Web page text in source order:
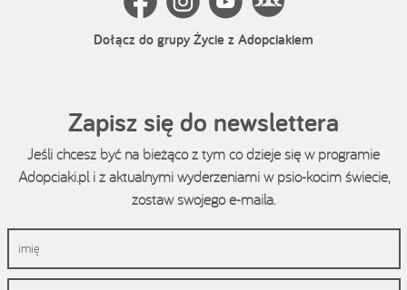
Dołącz do grupy Życie z Adopciakiem
Zapisz się do newslettera
Jeśli chcesz być na bieżąco z tym co dzieje się w programie
Adopciaki.pl i z aktualnymi wyderzeniami w psio-kocim świecie,
zostaw swojego e-maila.